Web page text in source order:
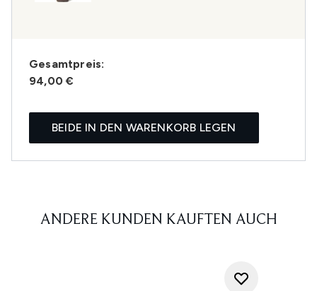
Gesamtpreis:
94,00 €
BEIDE IN DEN WARENKORB LEGEN
ANDERE KUNDEN KAUFTEN AUCH